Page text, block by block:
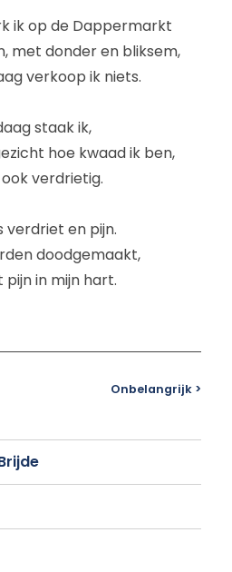
ik op de Dappermarkt
met donder en bliksem,
verkoop ik niets.
staak ik,
hoe kwaad ik ben,
verdrietig.
verdriet en pijn.
doodgemaakt,
in mijn hart.
Onbelangrijk >